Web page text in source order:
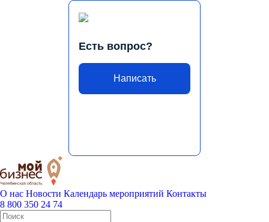
Есть вопрос?
Написать
О нас Новости Календарь мероприятий Контакты
8 800 350 24 74